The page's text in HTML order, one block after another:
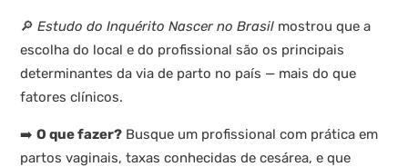
🔎Estudo do Inquérito Nascer no Brasil mostrou que a
escolha do local e do profissional são os principais
determinantes da via de parto no país — mais do que
fatores clínicos.
➡️O que fazer? Busque um profissional com prática em
partos vaginais, taxas conhecidas de cesárea, e que